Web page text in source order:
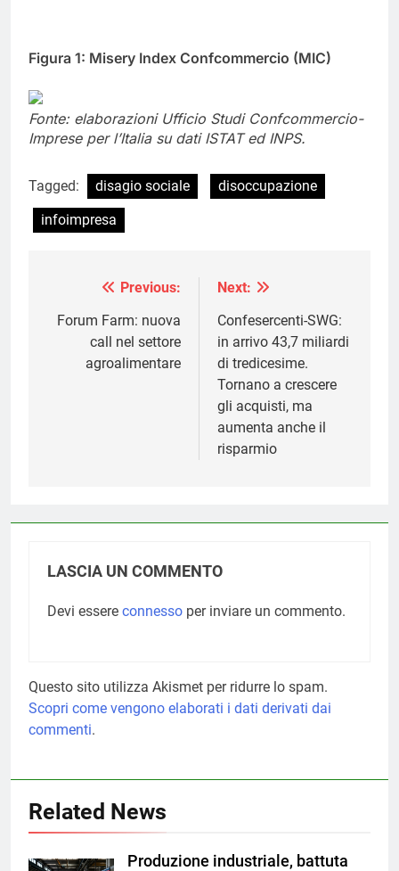
Figura 1: Misery Index Confcommercio (MIC)
Fonte: elaborazioni Ufficio Studi Confcommercio-
Imprese per l’Italia su dati ISTAT ed INPS.
Tagged: disagio sociale
disoccupazione
infoimpresa
Navigazione
articoli
Previous:
Forum Farm: nuova
call nel settore
agroalimentare
Next:
Confesercenti-SWG:
in arrivo 43,7 miliardi
di tredicesime.
Tornano a crescere
gli acquisti, ma
aumenta anche il
risparmio
LASCIA UN COMMENTO
Devi essere connesso per inviare un commento.
Questo sito utilizza Akismet per ridurre lo spam.
Scopri come vengono elaborati i dati derivati dai
commenti.
Related News
Produzione industriale, battuta